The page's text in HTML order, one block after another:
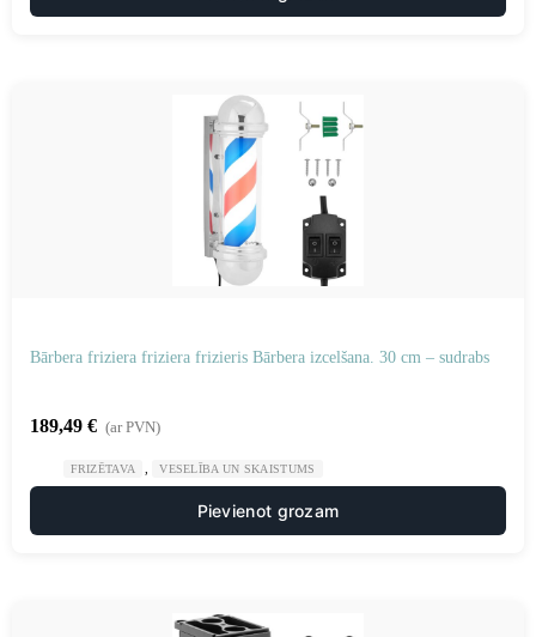
Bārbera friziera friziera frizieris Bārbera izcelšana. 30 cm – sudrabs
189,49 € (ar PVN)
FRIZĒTAVA VESELĪBA UN SKAISTUMS
Pievienot grozam